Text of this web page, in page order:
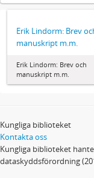
Erik Lindorm: Brev
manuskript m.m.
Erik Lindorm: Brev och
manuskript m.m.
Kungliga biblioteket
Kontakta oss
Kungliga biblioteket
dataskyddsförordning